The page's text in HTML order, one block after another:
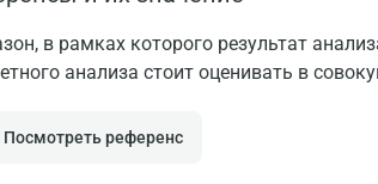
в рамках которого результат
анализа стоит оценивать в
Посмотреть референс